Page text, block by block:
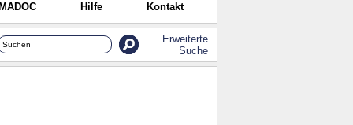
Hilfe Kontakt
Erweiterte
Suche